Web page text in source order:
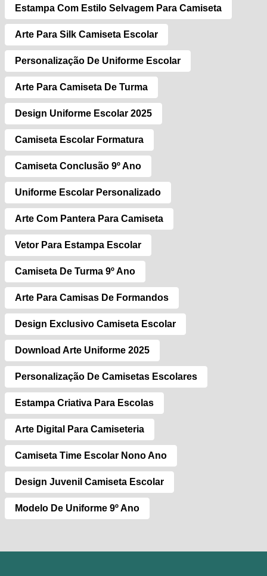
Estampa Com Estilo Selvagem Para Camiseta
Arte Para Silk Camiseta Escolar
Personalização De Uniforme Escolar
Arte Para Camiseta De Turma
Design Uniforme Escolar 2025
Camiseta Escolar Formatura
Camiseta Conclusão 9º Ano
Uniforme Escolar Personalizado
Arte Com Pantera Para Camiseta
Vetor Para Estampa Escolar
Camiseta De Turma 9º Ano
Arte Para Camisas De Formandos
Design Exclusivo Camiseta Escolar
Download Arte Uniforme 2025
Personalização De Camisetas Escolares
Estampa Criativa Para Escolas
Arte Digital Para Camiseteria
Camiseta Time Escolar Nono Ano
Design Juvenil Camiseta Escolar
Modelo De Uniforme 9º Ano